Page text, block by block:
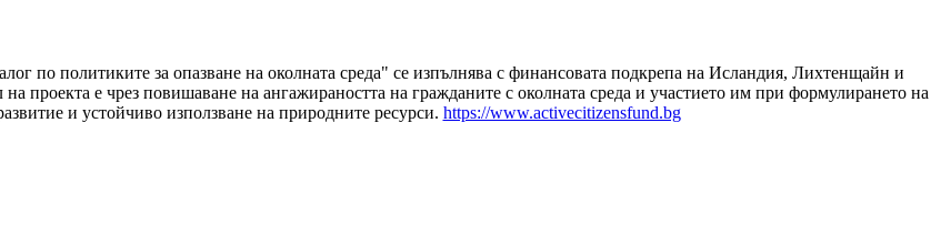
по политиките за опазване на околната среда" се изпълнява с финансовата подкрепа на Исландия, Лихтенщайн и
е чрез повишаване на ангажираността на гражданите с околната среда и участието им при формулирането на
и устойчиво използване на природните ресурси. https://www.activecitizensfund.bg